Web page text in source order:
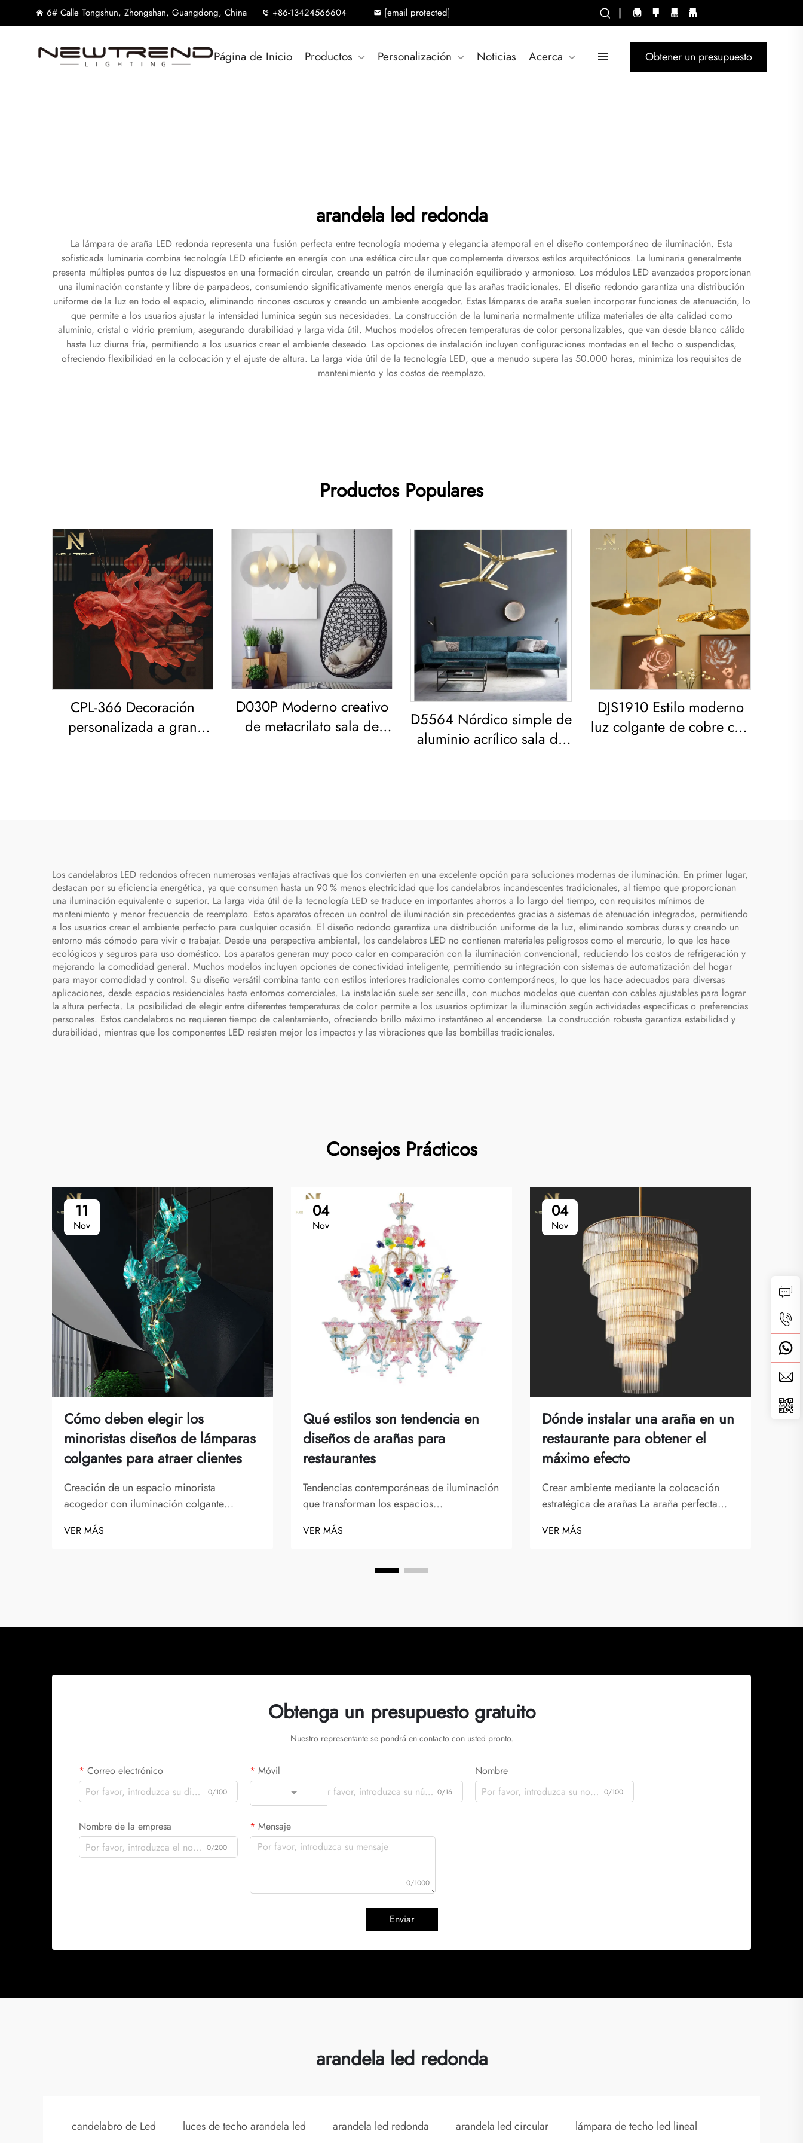
6# Calle Tongshun, Zhongshan, Guangdong, China +86-13424566604 [email protected] |
Página de Inicio Productos Personalización Noticias Acerca Obtener un presupuesto
arandela led redonda
La lámpara de araña LED redonda representa una fusión perfecta entre tecnología moderna y elegancia atemporal en el diseño contemporáneo de iluminación. Esta
sofisticada luminaria combina tecnología LED eficiente en energía con una estética circular que complementa diversos estilos arquitectónicos. La luminaria generalmente
presenta múltiples puntos de luz dispuestos en una formación circular, creando un patrón de iluminación equilibrado y armonioso. Los módulos LED avanzados proporcionan
una iluminación constante y libre de parpadeos, consumiendo significativamente menos energía que las arañas tradicionales. El diseño redondo garantiza una distribución
uniforme de la luz en todo el espacio, eliminando rincones oscuros y creando un ambiente acogedor. Estas lámparas de araña suelen incorporar funciones de atenuación, lo
que permite a los usuarios ajustar la intensidad lumínica según sus necesidades. La construcción de la luminaria normalmente utiliza materiales de alta calidad como
aluminio, cristal o vidrio premium, asegurando durabilidad y larga vida útil. Muchos modelos ofrecen temperaturas de color personalizables, que van desde blanco cálido
hasta luz diurna fría, permitiendo a los usuarios crear el ambiente deseado. Las opciones de instalación incluyen configuraciones montadas en el techo o suspendidas,
ofreciendo flexibilidad en la colocación y el ajuste de altura. La larga vida útil de la tecnología LED, que a menudo supera las 50.000 horas, minimiza los requisitos de
mantenimiento y los costos de reemplazo.
Productos Populares
CPL-366 Decoración
personalizada a gran
de iluminación
D030P Moderno creativo
de metacrilato sala de
D5564 Nórdico simple de
aluminio acrílico sala de
DJS1910 Estilo moderno
luz colgante de cobre con
Los candelabros LED redondos ofrecen numerosas ventajas atractivas que los convierten en una excelente opción para soluciones modernas de iluminación. En primer lugar,
destacan por su eficiencia energética, ya que consumen hasta un 90 % menos electricidad que los candelabros incandescentes tradicionales, al tiempo que proporcionan
una iluminación equivalente o superior. La larga vida útil de la tecnología LED se traduce en importantes ahorros a lo largo del tiempo, con requisitos mínimos de
mantenimiento y menor frecuencia de reemplazo. Estos aparatos ofrecen un control de iluminación sin precedentes gracias a sistemas de atenuación integrados, permitiendo
a los usuarios crear el ambiente perfecto para cualquier ocasión. El diseño redondo garantiza una distribución uniforme de la luz, eliminando sombras duras y creando un
entorno más cómodo para vivir o trabajar. Desde una perspectiva ambiental, los candelabros LED no contienen materiales peligrosos como el mercurio, lo que los hace
ecológicos y seguros para uso doméstico. Los aparatos generan muy poco calor en comparación con la iluminación convencional, reduciendo los costos de refrigeración y
mejorando la comodidad general. Muchos modelos incluyen opciones de conectividad inteligente, permitiendo su integración con sistemas de automatización del hogar
para mayor comodidad y control. Su diseño versátil combina tanto con estilos interiores tradicionales como contemporáneos, lo que los hace adecuados para diversas
aplicaciones, desde espacios residenciales hasta entornos comerciales. La instalación suele ser sencilla, con muchos modelos que cuentan con cables ajustables para lograr
la altura perfecta. La posibilidad de elegir entre diferentes temperaturas de color permite a los usuarios optimizar la iluminación según actividades específicas o preferencias
personales. Estos candelabros no requieren tiempo de calentamiento, ofreciendo brillo máximo instantáneo al encenderse. La construcción robusta garantiza estabilidad y
durabilidad, mientras que los componentes LED resisten mejor los impactos y las vibraciones que las bombillas tradicionales.
Consejos Prácticos
11
Nov
Cómo deben elegir los
minoristas diseños de lámparas
colgantes para atraer clientes
Creación de un espacio minorista
acogedor con iluminación colgante
estratégica. El arte del diseño de
iluminación minorista ha evolucionado
VER MÁS
04
Nov
Qué estilos son tendencia en
diseños de arañas para
restaurantes
Tendencias contemporáneas de iluminación
que transforman los espacios
gastronómicos modernos. El arte de los
diseños de arañas para restaurantes ha
años, superando ampliamente las lámparas
VER MÁS
04
Nov
Dónde instalar una araña en un
restaurante para obtener el
máximo efecto
Crear ambiente mediante la colocación
estratégica de arañas La araña perfecta
para un restaurante sirve como algo más
que una simple luminaria: es una pieza
VER MÁS
Obtenga un presupuesto gratuito
Nuestro representante se pondrá en contacto con usted pronto.
Correo electrónico
0/100
Móvil
0/16
Nombre
0/100
Nombre de la empresa
0/200
Mensaje
0/1000
Enviar
arandela led redonda
candelabro de Led luces de techo arandela led arandela led redonda arandela led circular lámpara de techo led lineal